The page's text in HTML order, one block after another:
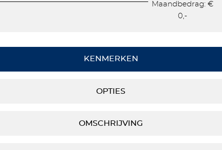
Maandbedrag: €
0,-
KENMERKEN
OPTIES
OMSCHRIJVING